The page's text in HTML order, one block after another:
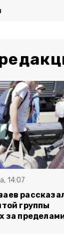
14:07
группы
за